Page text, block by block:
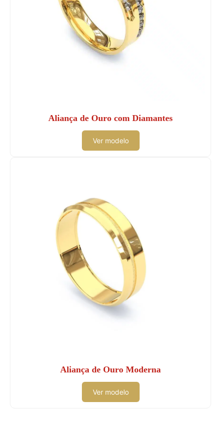
Aliança de Ouro com Diamantes
Ver modelo
Aliança de Ouro Moderna
Ver modelo